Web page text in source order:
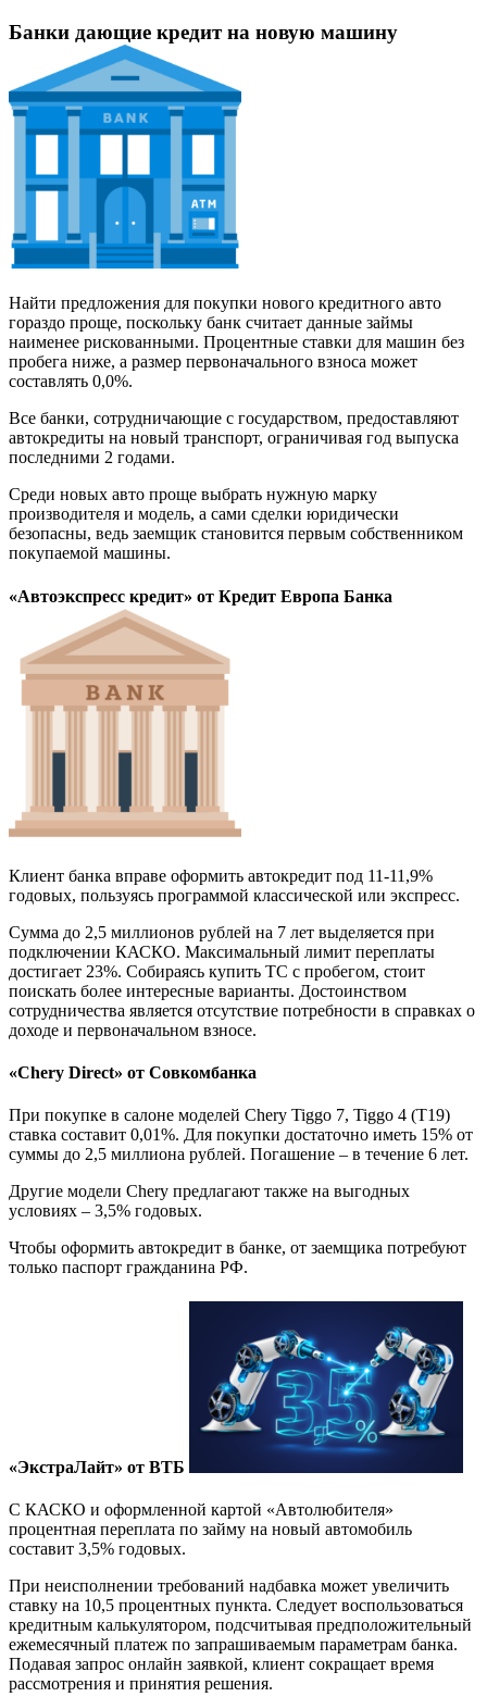
Банки дающие кредит на новую машину
Найти предложения для покупки нового кредитного авто
гораздо проще, поскольку банк считает данные займы
наименее рискованными. Процентные ставки для машин без
пробега ниже, а размер первоначального взноса может
составлять 0,0%.
Все банки, сотрудничающие с государством, предоставляют
автокредиты на новый транспорт, ограничивая год выпуска
последними 2 годами.
Среди новых авто проще выбрать нужную марку
производителя и модель, а сами сделки юридически
безопасны, ведь заемщик становится первым собственником
покупаемой машины.
«Автоэкспресс кредит» от Кредит Европа Банка
Клиент банка вправе оформить автокредит под 11-11,9%
годовых, пользуясь программой классической или экспресс.
Сумма до 2,5 миллионов рублей на 7 лет выделяется при
подключении КАСКО. Максимальный лимит переплаты
достигает 23%. Собираясь купить ТС с пробегом, стоит
поискать более интересные варианты. Достоинством
сотрудничества является отсутствие потребности в справках о
доходе и первоначальном взносе.
«Chery Direct» от Совкомбанка
При покупке в салоне моделей Chery Tiggo 7, Tiggo 4 (T19)
ставка составит 0,01%. Для покупки достаточно иметь 15% от
суммы до 2,5 миллиона рублей. Погашение – в течение 6 лет.
Другие модели Chery предлагают также на выгодных
условиях – 3,5% годовых.
Чтобы оформить автокредит в банке, от заемщика потребуют
только паспорт гражданина РФ.
«ЭкстраЛайт» от ВТБ
С КАСКО и оформленной картой «Автолюбителя»
процентная переплата по займу на новый автомобиль
составит 3,5% годовых.
При неисполнении требований надбавка может увеличить
ставку на 10,5 процентных пункта. Следует воспользоваться
кредитным калькулятором, подсчитывая предположительный
ежемесячный платеж по запрашиваемым параметрам банка.
Подавая запрос онлайн заявкой, клиент сокращает время
рассмотрения и принятия решения.